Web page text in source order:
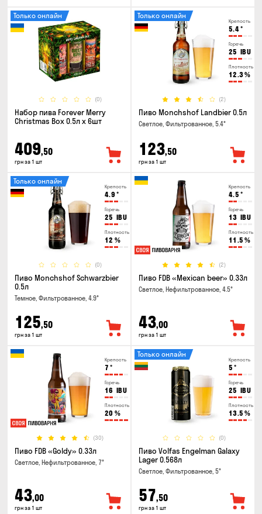
(0)
Только онлайн
Набор пива Forever Merry
Christmas Box 0.5л x 6шт
409,50
грн за 1 шт
Крепость
5.4°
Горечь
25 IBU
Плотность
12.3%
(2)
Только онлайн
Пиво Monchshof Landbier 0.5л
Светлое, Фильтрованное, 5.4°
123,50
грн за 1 шт
Крепость
4.9 °
Горечь
25 IBU
Плотность
12 %
(0)
Только онлайн
Пиво Monchshof Schwarzbier
0.5л
Темное, Фильтрованное, 4.9°
125,50
грн за 1 шт
Крепость
4.5 °
Горечь
13 IBU
Плотность
11.5 %
(2)
Пиво FDB «Mexican beer» 0.33л
Светлое, Нефильтрованное, 4.5°
43,00
грн за 1 шт
Крепость
7 °
Горечь
16 IBU
Плотность
20 %
(30)
Пиво FDB «Goldy» 0.33л
Светлое, Нефильтрованное, 7°
43,00
грн за 1 шт
Крепость
5 °
Горечь
25 IBU
Плотность
13.5 %
(0)
Только онлайн
Пиво Volfas Engelman Galaxy
Lager 0.568л
Светлое, Фильтрованное, 5°
57,50
грн за 1 шт